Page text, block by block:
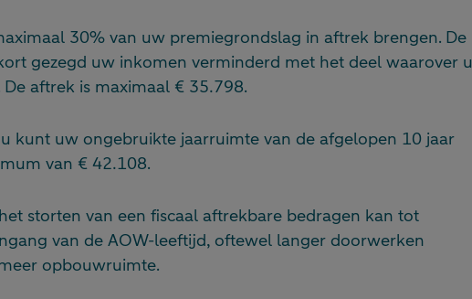
30% van uw premiegrondslag in aftrek brengen. De
gezegd uw inkomen verminderd met het deel waarover u
aftrek is maximaal € 35.798.
kunt uw ongebruikte jaarruimte van de afgelopen 10 jaar
van € 42.108.
storten van een fiscaal aftrekbare bedragen kan tot
van de AOW-leeftijd, oftewel langer doorwerken
opbouwruimte.